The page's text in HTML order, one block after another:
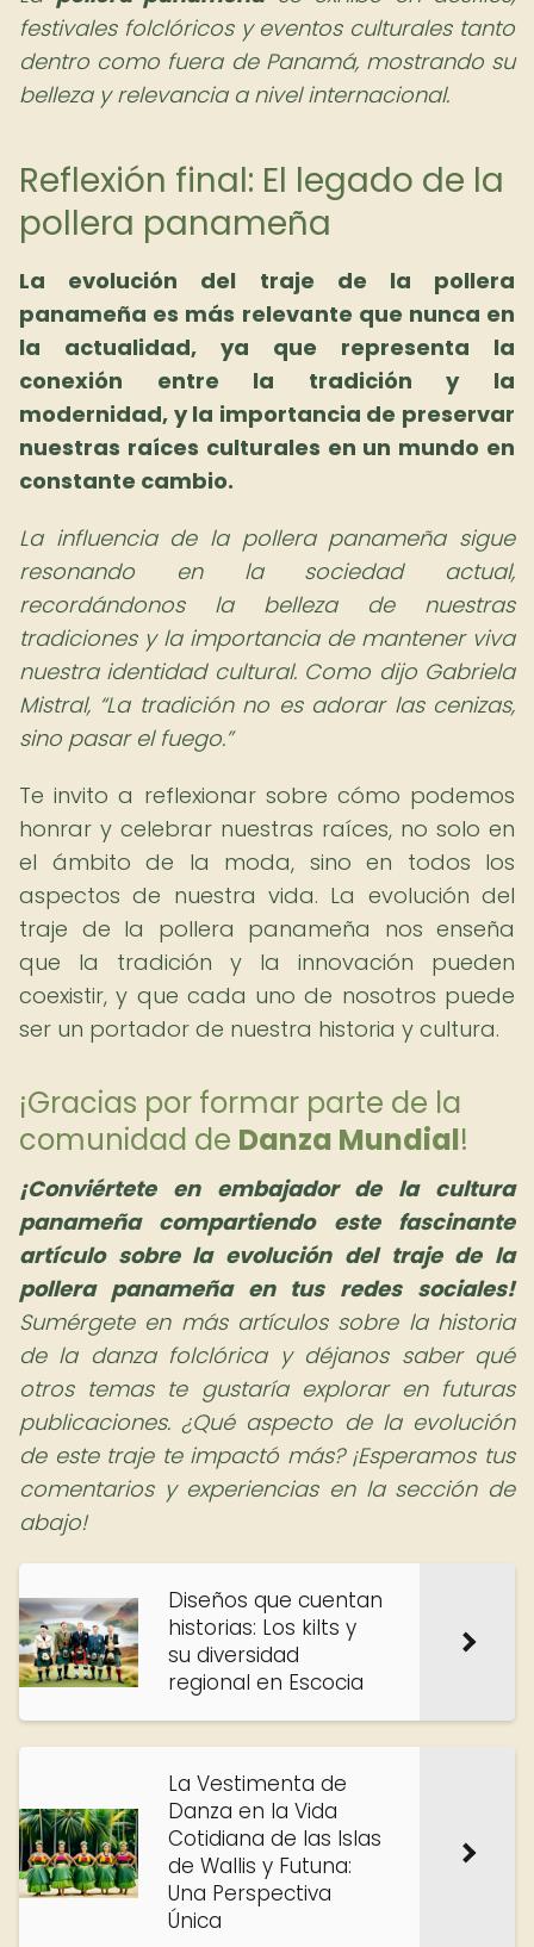
festivales folclóricos y eventos culturales tanto
dentro como fuera de Panamá, mostrando su
belleza y relevancia a nivel internacional.
Reflexión final: El legado de la
pollera panameña
La evolución del traje de la pollera
panameña es más relevante que nunca en
la actualidad, ya que representa la
conexión entre la tradición y la
modernidad, y la importancia de preservar
nuestras raíces culturales en un mundo en
constante cambio.
La influencia de la pollera panameña sigue
resonando en la sociedad actual,
recordándonos la belleza de nuestras
tradiciones y la importancia de mantener viva
nuestra identidad cultural. Como dijo Gabriela
Mistral, La tradición no es adorar las cenizas,
sino pasar el fuego.
Te invito a reflexionar sobre cómo podemos
honrar y celebrar nuestras raíces, no solo en
el ámbito de la moda, sino en todos los
aspectos de nuestra vida. La evolución del
traje de la pollera panameña nos enseña
que la tradición y la innovación pueden
coexistir, y que cada uno de nosotros puede
ser un portador de nuestra historia y cultura.
¡Gracias por formar parte de la
comunidad de Danza Mundial!
¡Conviértete en embajador de la cultura
panameña compartiendo este fascinante
artículo sobre la evolución del traje de la
pollera panameñaen tus redes sociales!
Sumérgete en más artículos sobre la historia
de la danza folclórica y déjanos saber qué
otros temas te gustaría explorar en futuras
publicaciones. ¿Qué aspecto de la evolución
de este traje te impactó más? ¡Esperamos tus
comentarios y experiencias en la sección de
abajo!
Diseños que cuentan
historias: Los kilts y
su diversidad
regional en Escocia
La Vestimenta de
Danza en la Vida
Cotidiana de las Islas
de Wallis y Futuna:
Una Perspectiva
Única